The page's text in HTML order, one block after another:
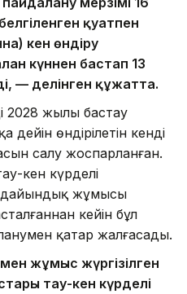
қуатпен
кен өндіру
күннен бастап 13
— делінген құжатта.
2028 жылы бастау
өндірілетін кенді
салу жоспарланған.
кен күрделі
жұмысы
кейін бұл
қатар жалғасады.
жұмыс жүргізілген
тау-кен күрделі